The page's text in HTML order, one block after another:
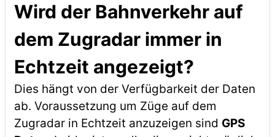
Wird der Bahnverkehr auf
dem Zugradar immer in
Echtzeit angezeigt?
Dies hängt von der Verfügbarkeit der Daten
ab. Voraussetzung um Züge auf dem
Zugradar in Echtzeit anzuzeigen sind GPS